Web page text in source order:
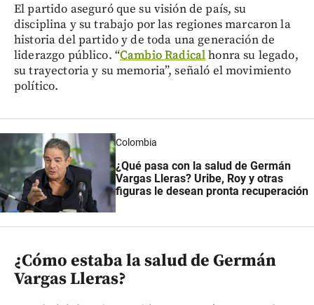
El partido aseguró que su visión de país, su
disciplina y su trabajo por las regiones marcaron la
historia del partido y de toda una generación de
liderazgo público. “Cambio Radicalhonra su legado,
su trayectoria y su memoria”, señaló el movimiento
político.
Colombia
¿Qué pasa con la salud de Germán
Vargas Lleras? Uribe, Roy y otras
figuras le desean pronta recuperación
¿Cómo estaba la salud de Germán
Vargas Lleras?